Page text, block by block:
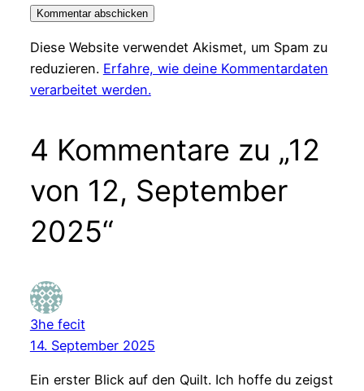
Diese Website verwendet Akismet, um Spam zu
reduzieren. Erfahre, wie deine Kommentardaten
verarbeitet werden.
4 Kommentare zu „12
von 12, September
2025“
3he fecit
14. September 2025
Ein erster Blick auf den Quilt. Ich hoffe du zeigst